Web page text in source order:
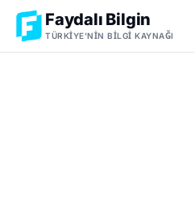
Faydalı Bilgin
TÜRKIYE'NIN BILGI KAYNAĞI